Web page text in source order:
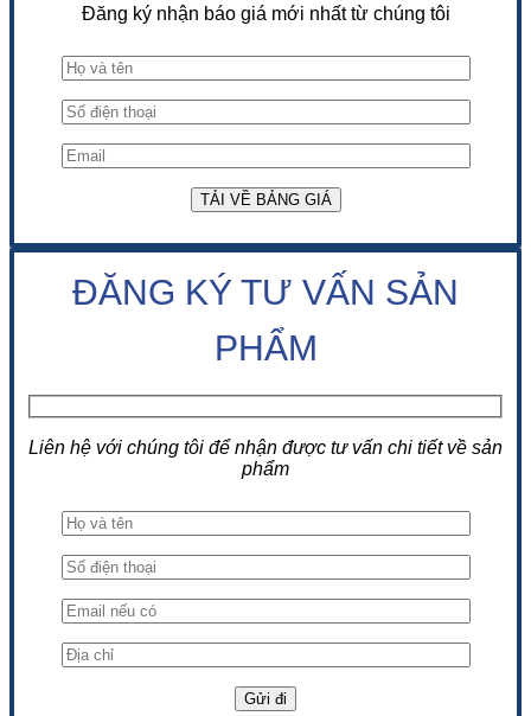
Đăng ký nhận báo giá mới nhất từ chúng tôi
ĐĂNG KÝ TƯ VẤN SẢN
PHẨM
Liên hệ với chúng tôi để nhận được tư vấn chi tiết về sản
phẩm